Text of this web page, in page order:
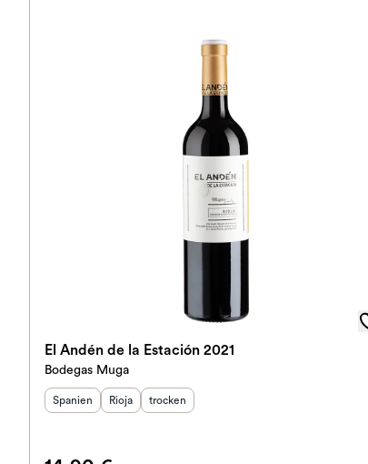
El Andén de la Estación 2021
Bodegas Muga
Herkunftsland:
Spanien Herkunftsregion
Rioja Geschmack
trocken